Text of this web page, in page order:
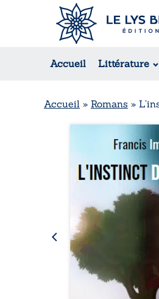
Accueil Littérature
Romans
Suspense /
Accueil » Romans »